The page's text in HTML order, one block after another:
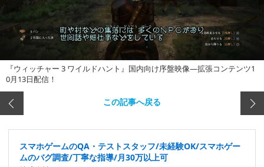
『ウィッチャー 3 ワイルドハント』国内向け序盤映像―拡張コンテンツ1
0月13日配信！
この記事へ戻る
スマホゲームのQA・テストスタッフ/未経験OK/スマホゲー
ムのバグ調査/丁寧な指導/月30万以上可